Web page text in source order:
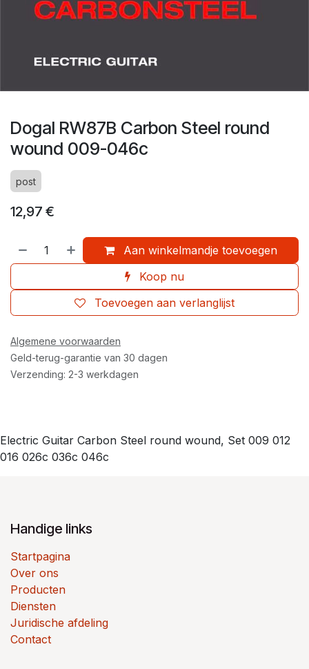
Dogal RW87B Carbon Steel round
wound 009-046c
post
12,97 €
Aan winkelmandje toevoegen
Koop nu
Toevoegen aan verlanglijst
Algemene voorwaarden
Geld-terug-garantie van 30 dagen
Verzending: 2-3 werkdagen
Electric Guitar Carbon Steel round wound, Set 009 012
016 026c 036c 046c
Handige links
Startpagina
Over ons
Producten
Diensten
Juridische afdeling
Contact